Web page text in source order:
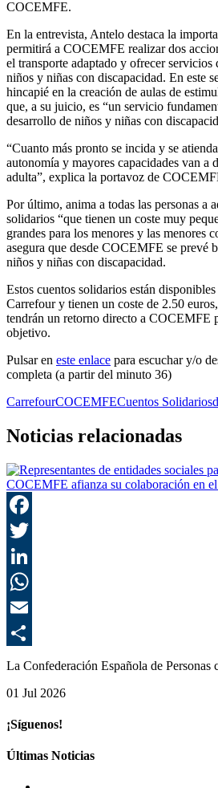
COCEMFE.
En la entrevista, Antelo destaca la
permitirá a COCEMFE realizar dos
el transporte adaptado y ofrecer servicios
niños y niñas con discapacidad. En este
hincapié en la creación de aulas de
que, a su juicio, es “un servicio
desarrollo de niños y niñas con
“Cuanto más pronto se incida y se
autonomía y mayores capacidades van a
adulta”, explica la portavoz de
Por último, anima a todas las personas a
solidarios “que tienen un coste muy
grandes para los menores y las menores
asegura que desde COCEMFE se prevé
niños y niñas con discapacidad.
Estos cuentos solidarios están
Carrefour y tienen un coste de 2.50
tendrán un retorno directo a COCEMFE
objetivo.
Pulsar en este enlace para escuchar y/o
completa (a partir del minuto 36)
CarrefourCOCEMFECuentos Solidarios
Noticias relacionadas
COCEMFE afianza su colaboración en
La Confederación Española de
01 Jul 2026
COCEMFE celebra la renovación del
¡Síguenos!
Últimas Noticias